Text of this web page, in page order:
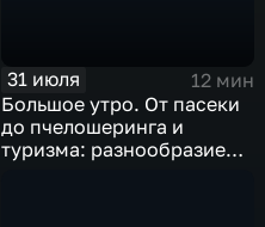
31 июля
12 мин
Большое утро. От пасеки
до пчелошеринга и
туризма: разнообразие